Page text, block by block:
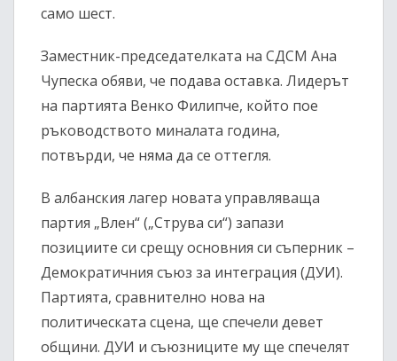
само шест.
Заместник-председателката на СДСМ Ана
Чупеска обяви, че подава оставка. Лидерът
на партията Венко Филипче, който пое
ръководството миналата година,
потвърди, че няма да се оттегля.
В албанския лагер новата управляваща
партия „Влен“ („Струва си“) запази
позициите си срещу основния си съперник –
Демократичния съюз за интеграция (ДУИ).
Партията, сравнително нова на
политическата сцена, ще спечели девет
общини. ДУИ и съюзниците му ще спечелят